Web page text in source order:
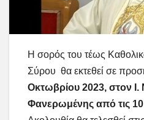
Η σορός του τέως
Σύρου θα εκτεθεί σε
Οκτωβρίου 2023, στον
Φανερωμένης από τις 10